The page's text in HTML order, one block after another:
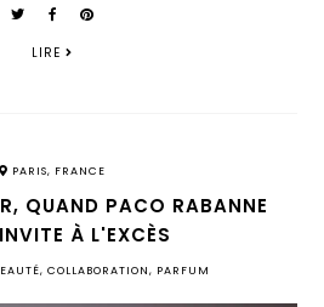
LIRE
PARIS, FRANCE
QUAND PACO RABANNE
À L'EXCÈS
, COLLABORATION, PARFUM